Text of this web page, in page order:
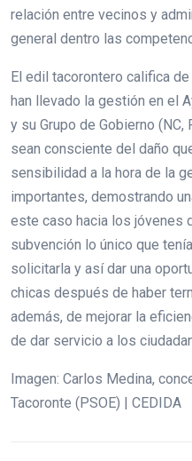
relación entre vecinos y
general dentro las
El edil tacorontero califica
han llevado la gestión en el
y su Grupo de Gobierno (NC,
sean consciente del daño
sensibilidad a la hora de la
importantes, demostrando
este caso hacia los jóvenes
subvención lo único que
solicitarla y así dar una
chicas después de haber
además, de mejorar la
de dar servicio a los
Imagen: Carlos Medina,
Tacoronte (PSOE) | CEDIDA